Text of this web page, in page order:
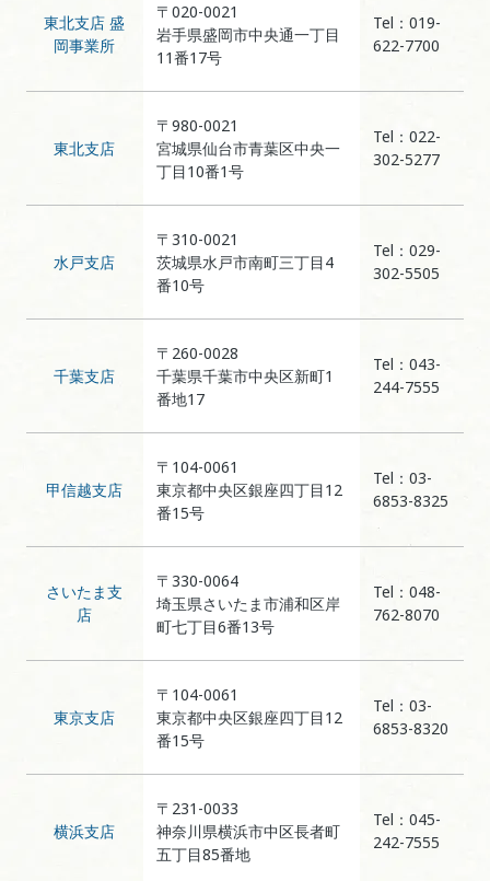
東北支店 盛
岡事業所
〒020-0021
岩手県盛岡市中央通一丁目
11番17号
Tel：019-
622-7700
東北支店
〒980-0021
宮城県仙台市青葉区中央一
丁目10番1号
Tel：022-
302-5277
水戸支店
〒310-0021
茨城県水戸市南町三丁目4
番10号
Tel：029-
302-5505
千葉支店
〒260-0028
千葉県千葉市中央区新町1
番地17
Tel：043-
244-7555
甲信越支店
〒104-0061
東京都中央区銀座四丁目12
番15号
Tel：03-
6853-8325
さいたま支
店
〒330-0064
埼玉県さいたま市浦和区岸
町七丁目6番13号
Tel：048-
762-8070
東京支店
〒104-0061
東京都中央区銀座四丁目12
番15号
Tel：03-
6853-8320
横浜支店
〒231-0033
神奈川県横浜市中区長者町
五丁目85番地
Tel：045-
242-7555